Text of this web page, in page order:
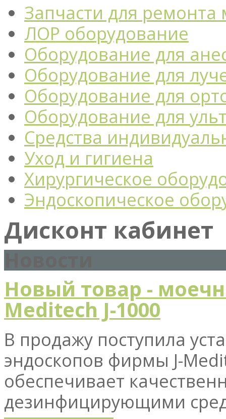
Запчасти для
ЛОР оборудование
Оборудование для
Оборудование для
Оборудование для
Оборудование для
Средства
Уход и гигиена
Хирургическое
Эндоскопическое
Дисконт кабинет
Новый товар -
Meditech J-1000
В продажу поступила
эндоскопов фирмы J-
обеспечивает
дезинфицирующими